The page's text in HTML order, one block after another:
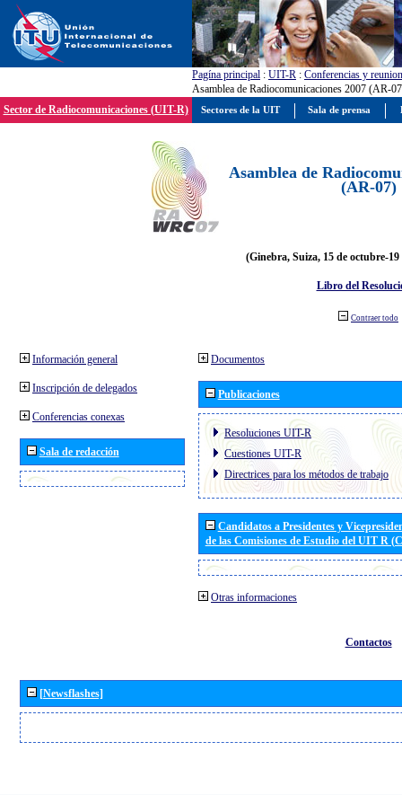
Pagína principal : UIT-R : Conferencias y
Asamblea de Radiocomunicaciones 2007 (AR-
Sector de Radiocomunicaciones (UIT-R)
Asamblea de
(AR-07)
(Ginebra, Suiza, 15 de octubre-19
Libro del
Contraer todo
Información general
Inscripción de delegados
Conferencias conexas
Sala de redacción
Documentos
Publicaciones
Resoluciones UIT-R
Cuestiones UIT-R
Directrices para los métodos de trabajo
Candidatos a Presidentes y
de las Comisiones de Estudio del UIT R
Otras informaciones
Contactos
[Newsflashes]
Sectores de la UIT Sala de prensa